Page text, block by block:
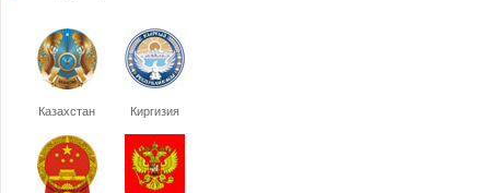
Казахстан Киргизия